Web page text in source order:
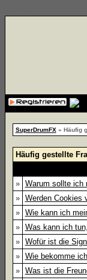
SuperDrumFX» Häufig
Häufig gestellte
»
Warum sollte ich
»
Werden Cookies
»
Wie kann ich
»
Was kann ich
»
Wofür ist die
»
Wie bekomme
»
Was ist die